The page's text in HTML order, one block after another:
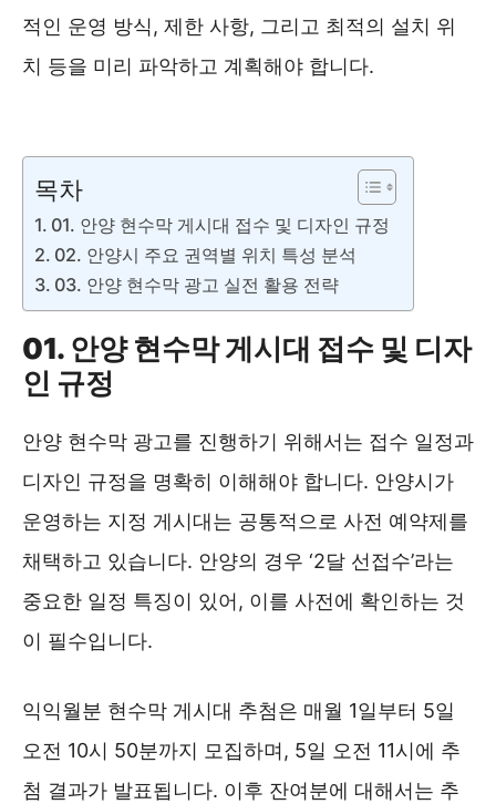
적인 운영 방식, 제한 사항, 그리고 최적의 설치 위
치 등을 미리 파악하고 계획해야 합니다.
목차
01. 안양 현수막 게시대 접수 및 디자인 규정
02. 안양시 주요 권역별 위치 특성 분석
03. 안양 현수막 광고 실전 활용 전략
01. 안양 현수막 게시대 접수 및 디자
인 규정
안양 현수막 광고를 진행하기 위해서는 접수 일정과
디자인 규정을 명확히 이해해야 합니다. 안양시가
운영하는 지정 게시대는 공통적으로 사전 예약제를
채택하고 있습니다. 안양의 경우 ‘2달 선접수’라는
중요한 일정 특징이 있어, 이를 사전에 확인하는 것
이 필수입니다.
익익월분 현수막 게시대 추첨은 매월 1일부터 5일
오전 10시 50분까지 모집하며, 5일 오전 11시에 추
첨 결과가 발표됩니다. 이후 잔여분에 대해서는 추